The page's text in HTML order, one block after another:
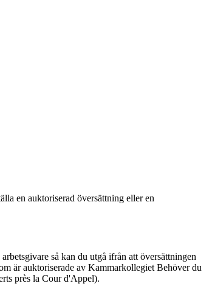
en auktoriserad översättning eller en
så kan du utgå ifrån att översättningen
är auktoriserade av Kammarkollegiet Behöver du
près la Cour d'Appel).